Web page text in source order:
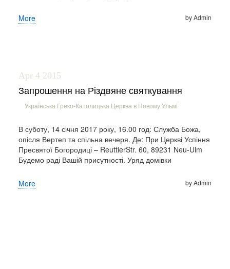
More by Admin
Apr 4 2015
Запрошення на Різдвяне святкування
Українська Греко-Католицька Церква в Новому Ульмi
В суботу, 14 січня 2017 року, 16.00 год: Служба Божа,
опісля Вертеп та спільна вечеря. Де: При Церкві Успіння
Пресвятої Богородиці – ReuttierStr. 60, 89231 Neu-Ulm
Будемо раді Вашій присутності. Уряд домівки
More by Admin